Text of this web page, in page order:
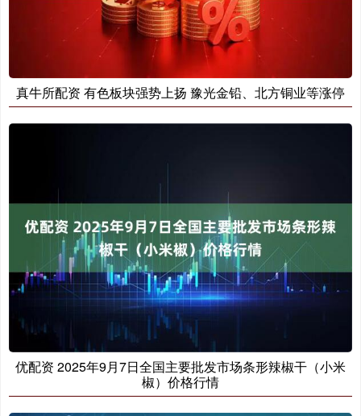
真牛所配资 有色板块强势上扬 豫光金铅、北方铜业等涨停
优配资 2025年9月7日全国主要批发市场条形辣椒干（小米
椒）价格行情